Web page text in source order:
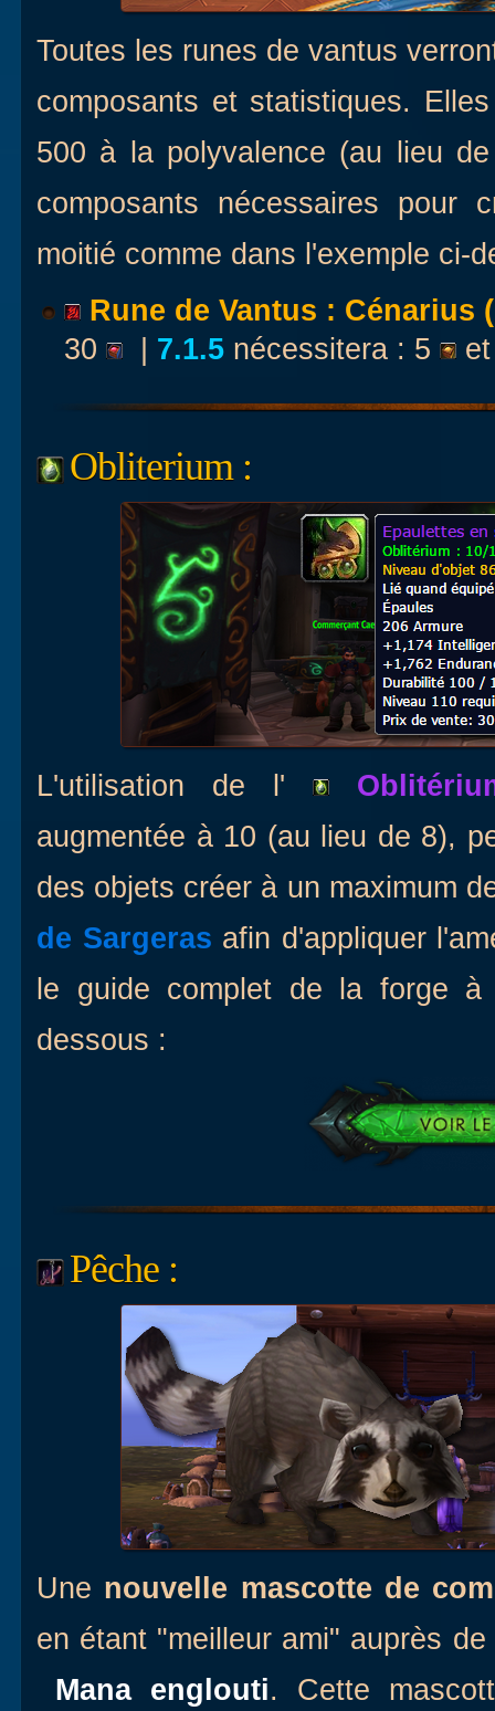
Toutes les runes de vantus
composants et statistiques.
500 à la polyvalence (au lieu
composants nécessaires pour
moitié comme dans l'exemple ci-
Rune de Vantus : Cénarius
30
| 7.1.5 nécessitera : 5
Obliterium :
L'utilisation de l'
augmentée à 10 (au lieu de 8),
des objets créer à un maximum
de Sargeras afin d'appliquer
le guide complet de la forge à
dessous :
Pêche :
Une nouvelle mascotte de
en étant "meilleur ami" auprès de
Mana englouti. Cette